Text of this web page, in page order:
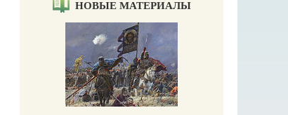
НОВЫЕ МАТЕРИАЛЫ